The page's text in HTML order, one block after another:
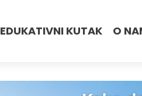
EDUKATIVNI KUTAK O